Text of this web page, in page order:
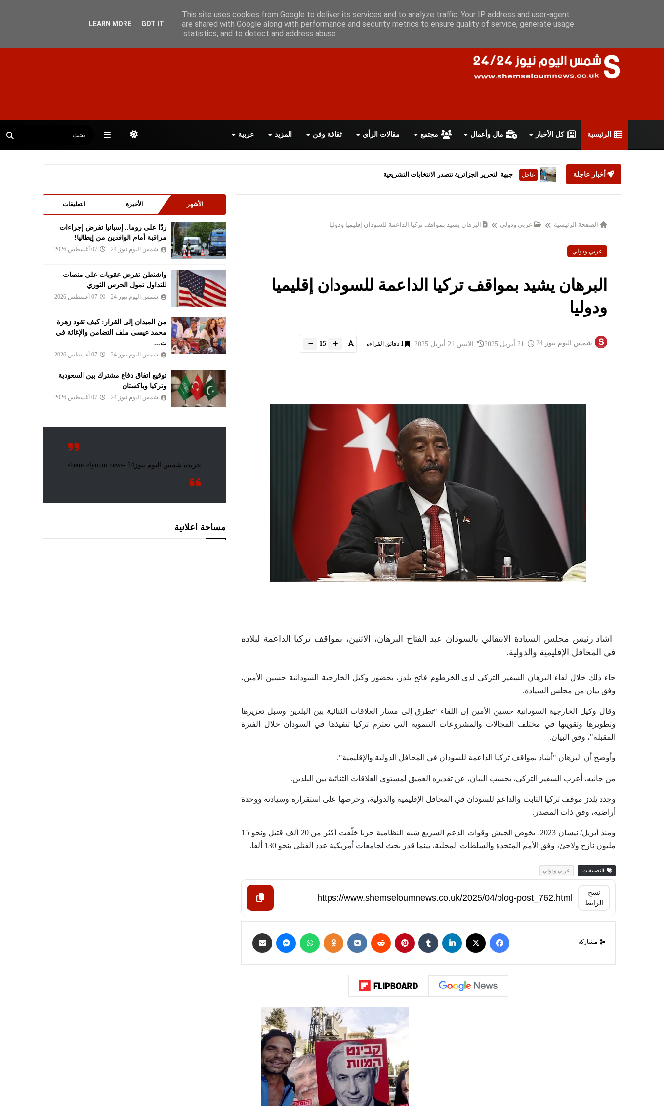
سياسة الخصوصية اتفاقية الاستخدام أعلن معانا اتصل بنا اقرأ الصحيفة PDF
الرئيسية كل الأخبار مال وأعمال مجتمع مقالات الرأي ثقافة وفن المزيد عربية
أخبار عاجلة عاجل ستارمر يعلن استقالته من رئاسة الحكومة البريطانية
الصفحة الرئيسية عربي ودولي البرهان يشيد بمواقف تركيا الداعمة للسودان إقليميا ودوليا
عربي ودولي
البرهان يشيد بمواقف تركيا الداعمة للسودان إقليميا
ودوليا
شمس اليوم نيوز 24 الاثنين 21 أبريل 2025 1 دقائق القراءة 15
اشاد رئيس مجلس السيادة الانتقالي بالسودان عبد الفتاح البرهان، الاثنين، بمواقف تركيا الداعمة لبلاده
في المحافل الإقليمية والدولية.
جاء ذلك خلال لقاء البرهان السفير التركي لدى الخرطوم فاتح يلدز، بحضور وكيل الخارجية السودانية حسين الأمين،
وفق بيان من مجلس السيادة.
وقال وكيل الخارجية السودانية حسين الأمين إن اللقاء "تطرق إلى مسار العلاقات الثنائية بين البلدين وسبل تعزيزها
وتطويرها وتقويتها في مختلف المجالات والمشروعات التنموية التي تعتزم تركيا تنفيذها في السودان خلال الفترة
المقبلة"، وفق البيان.
وأوضح أن البرهان "أشاد بمواقف تركيا الداعمة للسودان في المحافل الدولية والإقليمية".
من جانبه، أعرب السفير التركي، بحسب البيان، عن تقديره العميق لمستوى العلاقات الثنائية بين البلدين.
وجدد يلدز موقف تركيا الثابت والداعم للسودان في المحافل الإقليمية والدولية، وحرصها على استقراره وسيادته ووحدة
أراضيه، وفق ذات المصدر.
ومنذ أبريل/ نيسان 2023، يخوض الجيش وقوات الدعم السريع شبه النظامية حربا خلّفت أكثر من 20 ألف قتيل ونحو 15
مليون نازح ولاجئ، وفق الأمم المتحدة والسلطات المحلية، بينما قدر بحث لجامعات أمريكية عدد القتلى بنحو 130 ألفا.
التصنيفات: عربي ودولي
نسخ
الرابط
مشاركة
الأشهر الأخيرة التعليقات
ردًا على روما.. إسبانيا تفرض إجراءات
مراقبة أمام الوافدين من إيطاليا!
شمس اليوم نيوز 24 07 أغسطس 2026
واشنطن تفرض عقوبات على منصات
للتداول تمول الحرس الثوري
شمس اليوم نيوز 24 07 أغسطس 2026
من الميدان إلى القرار: كيف تقود زهرة
محمد عيسى ملف التضامن والإغاثة في
ت...
شمس اليوم نيوز 24 07 أغسطس 2026
توقيع اتفاق دفاع مشترك بين السعودية
وتركيا وباكستان
شمس اليوم نيوز 24 07 أغسطس 2026
مساحة اعلانية
This site uses cookies from Google to deliver its services and to analyze traffic. Your IP address and user-agent
are shared with Google along with performance and security metrics to ensure quality of service, generate usage
statistics, and to detect and address abuse.
LEARN MORE GOT IT